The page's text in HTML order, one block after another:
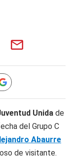
Unida de
del Grupo C
Abaurre
de visitante.